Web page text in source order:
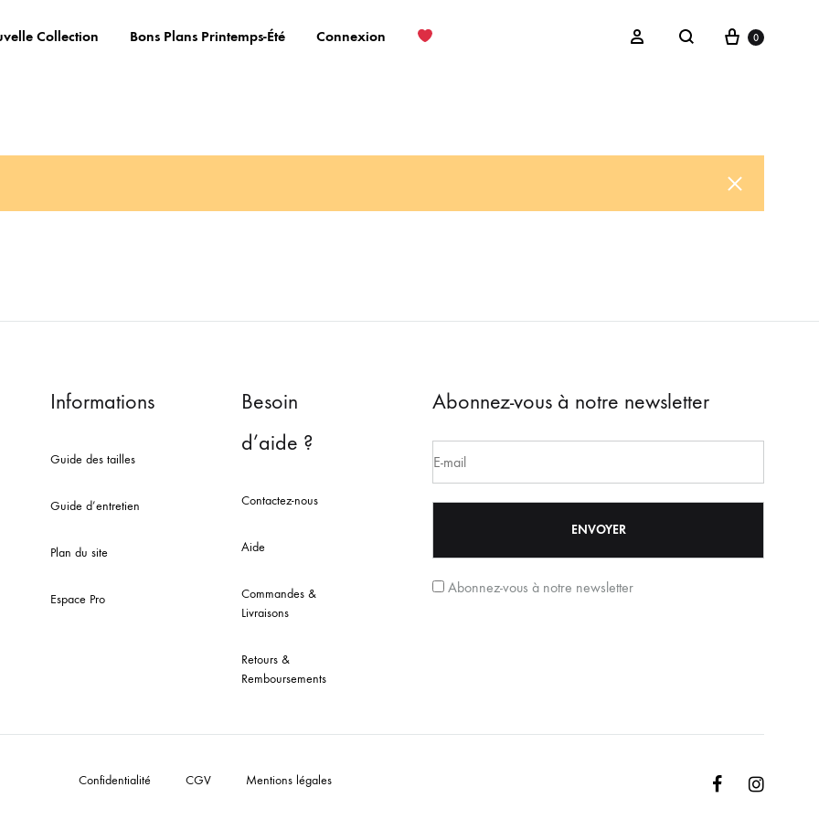
Collection Bons Plans Printemps-Été Connexion Sign in
Search
Cart
0
Informations
Guide des tailles
Guide d’entretien
Plan du site
Espace Pro
Besoin
d’aide ?
Contactez-nous
Aide
Commandes &
Livraisons
Retours &
Remboursements
Abonnez-vous à notre newsletter
Abonnez-vous à notre newsletter
Confidentialité CGV Mentions légales Facebook